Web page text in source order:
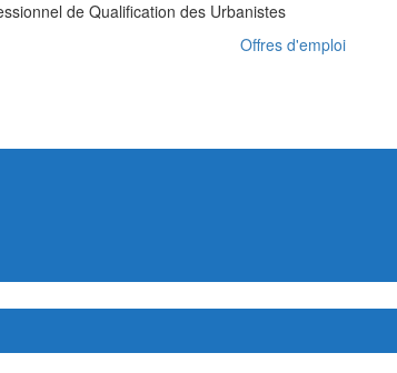
de Qualification des Urbanistes
Offres d'emploi